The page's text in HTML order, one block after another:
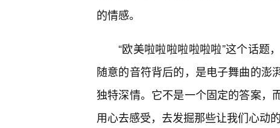
的情感。
“欧美啦啦啦啦啦啦啦”这个话题
随意的音符背后的，是电子舞曲的澎
独特深情。它不是一个固定的答案，
用心去感受，去发掘那些让我们心动